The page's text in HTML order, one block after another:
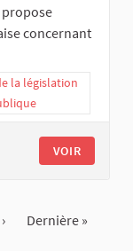
propose
concernant
la législation
VOIR
Dernière »